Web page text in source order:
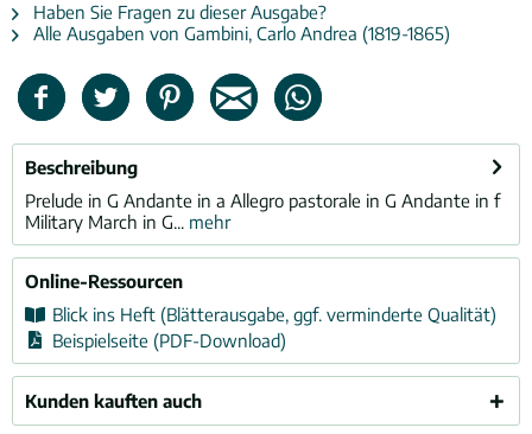
Haben Sie Fragen zu dieser Ausgabe?
Alle Ausgaben von Gambini, Carlo Andrea (1819-1865)
Beschreibung
Prelude in G Andante in a Allegro pastorale in G Andante in f
Military March in G... mehr
Online-Ressourcen
Blick ins Heft (Blätterausgabe, ggf. verminderte Qualität)
Beispielseite (PDF-Download)
Kunden kauften auch